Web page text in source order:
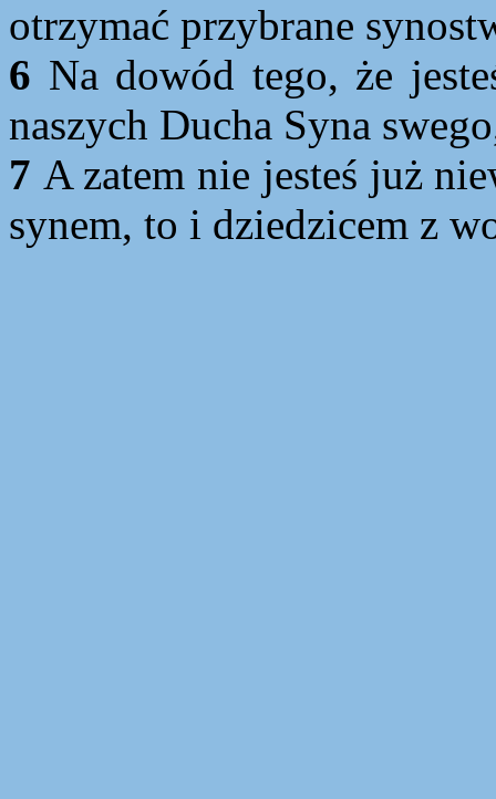
otrzymać przybrane
6 Na dowód tego, że
naszych Ducha Syna
7 A zatem nie jesteś już
synem, to i dziedzicem z